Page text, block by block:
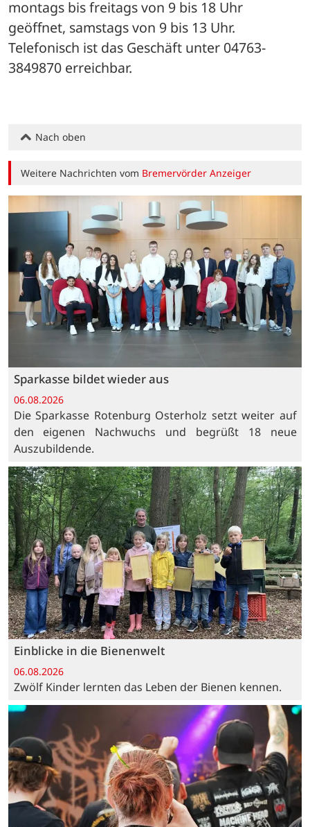
montags bis freitags von 9 bis 18 Uhr
geöffnet, samstags von 9 bis 13 Uhr.
Telefonisch ist das Geschäft unter 04763-
3849870 erreichbar.
Nach oben
Weitere Nachrichten vom Bremervörder Anzeiger
Sparkasse bildet wieder aus
06.08.2026
Die Sparkasse Rotenburg Osterholz setzt weiter auf
den eigenen Nachwuchs und begrüßt 18 neue
Auszubildende.
Einblicke in die Bienenwelt
06.08.2026
Zwölf Kinder lernten das Leben der Bienen kennen.